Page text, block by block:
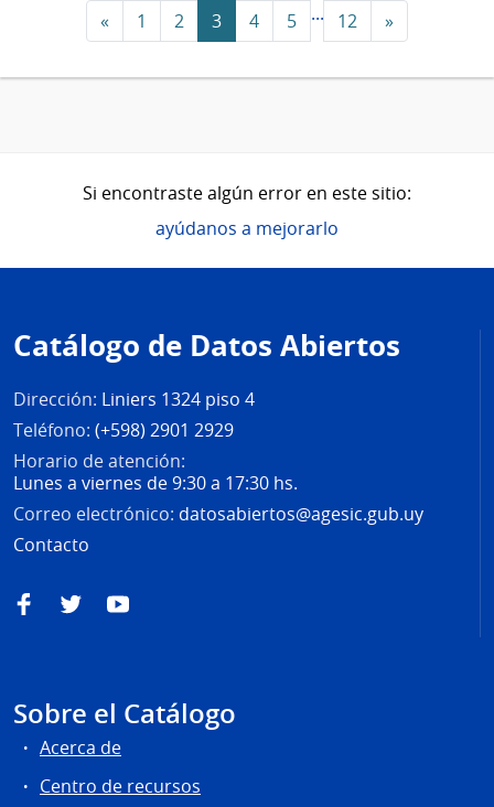
« 1 2 3 4 5 ... 12 »
Si encontraste algún error en este sitio:
ayúdanos a mejorarlo
de
página
Catálogo de Datos Abiertos
Dirección: Liniers 1324 piso 4
Teléfono: (+598) 2901 2929
Horario de atención:
Lunes a viernes de 9:30 a 17:30 hs.
Correo electrónico: datosabiertos@agesic.gub.uy
Contacto
FacebookTwitterYouTube
Sobre el Catálogo
Acerca de
Centro de recursos